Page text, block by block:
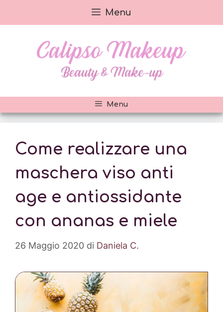
al
Menu
Menu
Come realizzare una
maschera viso anti
age e antiossidante
con ananas e miele
26 Maggio 2020 di Daniela C.